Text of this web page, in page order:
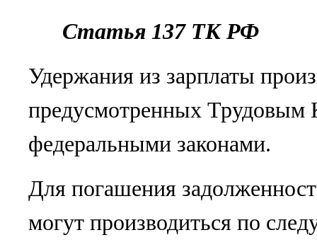
Статья 137 ТК РФ
Удержания из зарплаты
предусмотренных
федеральными законами.
Для погашения
могут производиться по